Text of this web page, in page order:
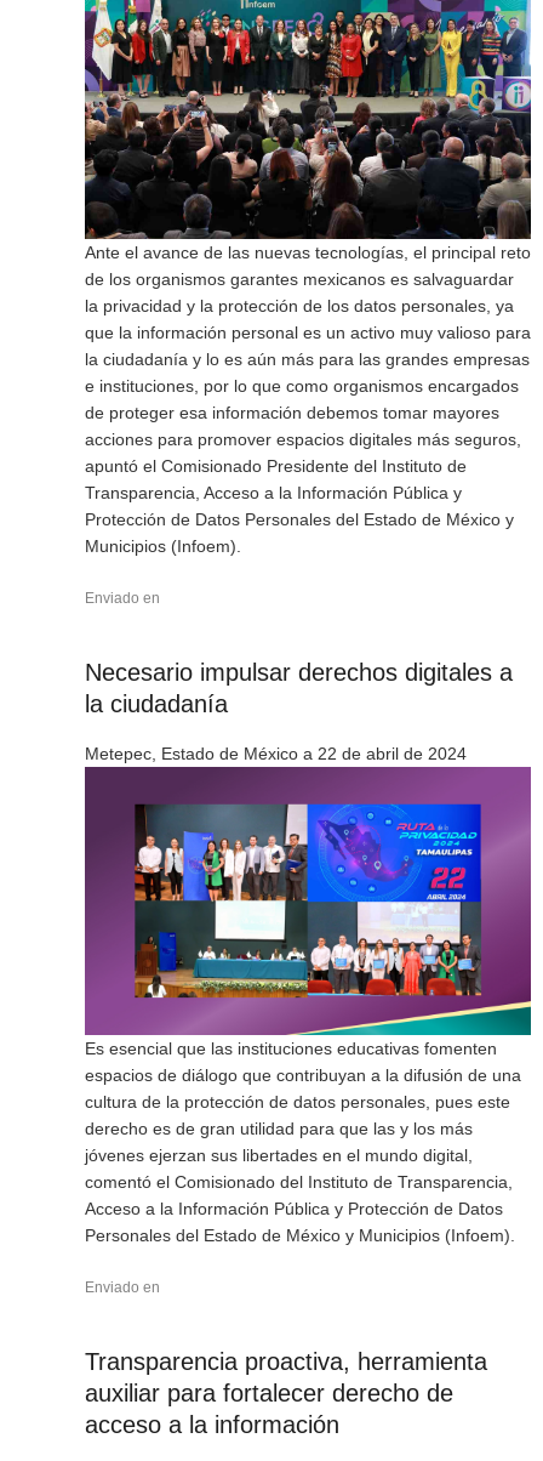
Ante el avance de las nuevas tecnologías, el principal reto
de los organismos garantes mexicanos es salvaguardar
la privacidad y la protección de los datos personales, ya
que la información personal es un activo muy valioso para
la ciudadanía y lo es aún más para las grandes empresas
e instituciones, por lo que como organismos encargados
de proteger esa información debemos tomar mayores
acciones para promover espacios digitales más seguros,
apuntó el Comisionado Presidente del Instituto de
Transparencia, Acceso a la Información Pública y
Protección de Datos Personales del Estado de México y
Municipios (Infoem).
Enviado en
Necesario impulsar derechos digitales a
la ciudadanía
Metepec, Estado de México a 22 de abril de 2024
Es esencial que las instituciones educativas fomenten
espacios de diálogo que contribuyan a la difusión de una
cultura de la protección de datos personales, pues este
derecho es de gran utilidad para que las y los más
jóvenes ejerzan sus libertades en el mundo digital,
comentó el Comisionado del Instituto de Transparencia,
Acceso a la Información Pública y Protección de Datos
Personales del Estado de México y Municipios (Infoem).
Enviado en
Transparencia proactiva, herramienta
auxiliar para fortalecer derecho de
acceso a la información